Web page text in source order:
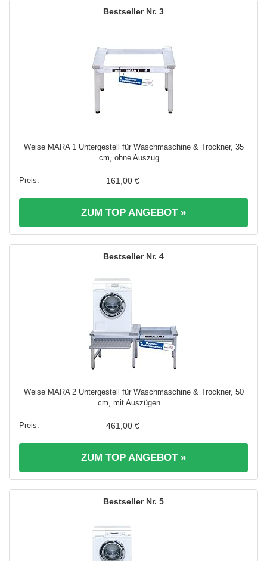
3
Weise MARA 1 Untergestell für Waschmaschine & Trockner, 35
cm, ohne Auszug ...
161,00 €
ZUM TOP ANGEBOT »
4
Weise MARA 2 Untergestell für Waschmaschine & Trockner, 50
cm, mit Auszügen ...
461,00 €
ZUM TOP ANGEBOT »
5